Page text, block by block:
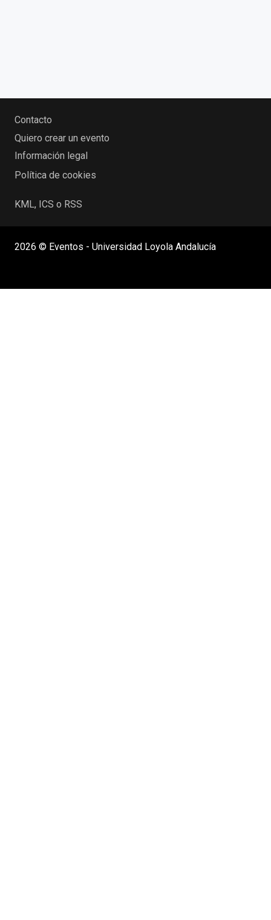
Contacto
Quiero crear un evento
Información legal
Política de cookies
KML, ICS o RSS
2026 © Eventos - Universidad Loyola Andalucía